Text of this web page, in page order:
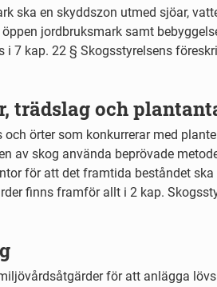
ska en skyddszon utmed sjöar,
jordbruksmark samt
i 7 kap. 22 § Skogsstyrelsens
trädslag och
örter som konkurrerar med
av skog använda beprövade
för att det framtida beståndet
finns framför allt i 2 kap.
för att anlägga